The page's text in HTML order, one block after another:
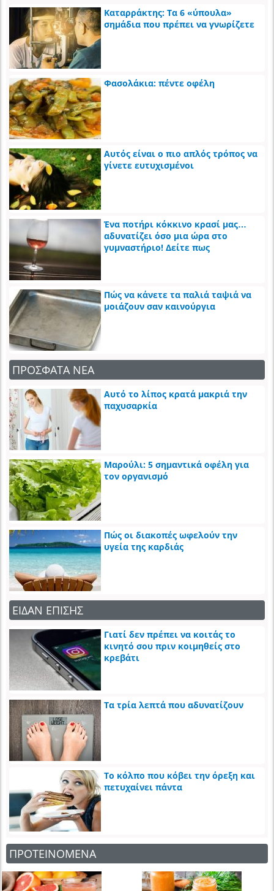
Καταρράκτης: Τα 6 «ύπουλα»
σημάδια που πρέπει να γνωρίζετε
Φασολάκια: πέντε οφέλη
Αυτός είναι ο πιο απλός τρόπος να
γίνετε ευτυχισμένοι
Ένα ποτήρι κόκκινο κρασί μας…
αδυνατίζει όσο μια ώρα στο
γυμναστήριο! Δείτε πως
Πώς να κάνετε τα παλιά ταψιά να
μοιάζουν σαν καινούργια
ΠΡΟΣΦΑΤΑ ΝΕΑ
Αυτό το λίπος κρατά μακριά την
παχυσαρκία
Μαρούλι: 5 σημαντικά οφέλη για
τον οργανισμό
Πώς οι διακοπές ωφελούν την
υγεία της καρδιάς
ΕΙΔΑΝ ΕΠΙΣΗΣ
Γιατί δεν πρέπει να κοιτάς το
κινητό σου πριν κοιμηθείς στο
κρεβάτι
Τα τρία λεπτά που αδυνατίζουν
Το κόλπο που κόβει την όρεξη και
πετυχαίνει πάντα
ΠΡΟΤΕΙΝΟΜΕΝΑ